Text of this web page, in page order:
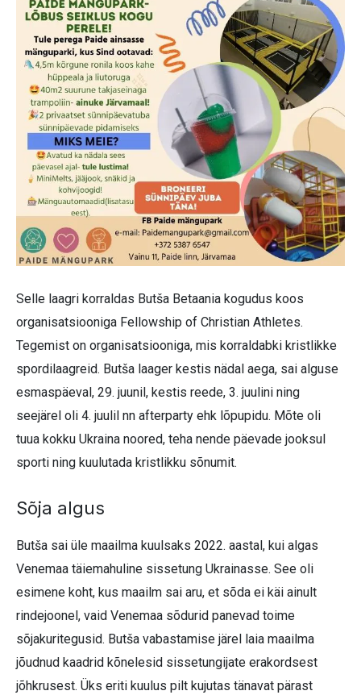
Selle laagri korraldas Butša Betaania kogudus koos
organisatsiooniga Fellowship of Christian Athletes.
Tegemist on organisatsiooniga, mis korraldabki kristlikke
spordilaagreid. Butša laager kestis nädal aega, sai alguse
esmaspäeval, 29. juunil, kestis reede, 3. juulini ning
seejärel oli 4. juulil nn afterparty ehk lõpupidu. Mõte oli
tuua kokku Ukraina noored, teha nende päevade jooksul
sporti ning kuulutada kristlikku sõnumit.
Sõja algus
Butša sai üle maailma kuulsaks 2022. aastal, kui algas
Venemaa täiemahuline sissetung Ukrainasse. See oli
esimene koht, kus maailm sai aru, et sõda ei käi ainult
rindejoonel, vaid Venemaa sõdurid panevad toime
sõjakuritegusid. Butša vabastamise järel laia maailma
jõudnud kaadrid kõnelesid sissetungijate erakordsest
jõhkrusest. Üks eriti kuulus pilt kujutas tänavat pärast